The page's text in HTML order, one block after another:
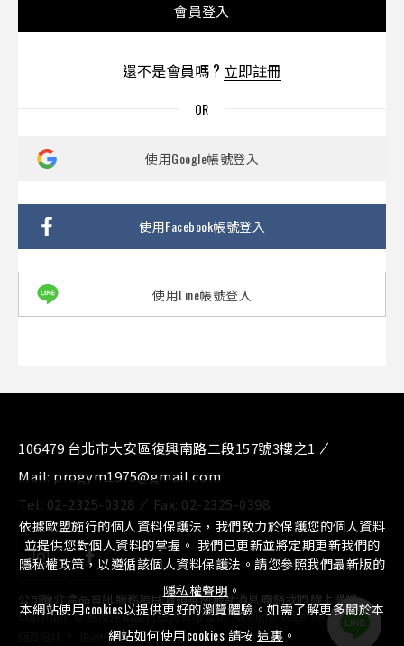
會員登入
還不是會員嗎 ? 立即註冊
使用Google帳號登入
使用Facebook帳號登入
使用Line帳號登入
106479 台北市大安區復興南路二段157號3樓之1
Mail: progym1975@gmail.com
Tel: 02-2325-0328 Fax: 02-2325-0398
公司簡介產品資訊 服務項目⁄實績案例⁄最新消息 聯絡我們 線上購物
Copyright © 惠友運動器材股份有限公司. All Right Reserved.
依據歐盟施行的個人資料保護法，我們致力於保護您的個人資料
並提供您對個人資料的掌握。 我們已更新並將定期更新我們的
隱私權政策，以遵循該個人資料保護法。請您參照我們最新版的
隱私權聲明 。
本網站使用cookies以提供更好的瀏覽體驗。如需了解更多關於本
網站如何使用cookies 請按 這裏 。